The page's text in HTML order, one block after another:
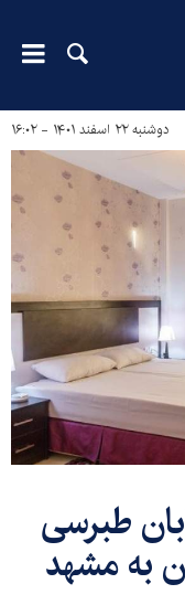
دوشنبه ۲۲ اسفند ۱۴۰۱ - ۱۶:۰۲
طبرسی
به مشهد